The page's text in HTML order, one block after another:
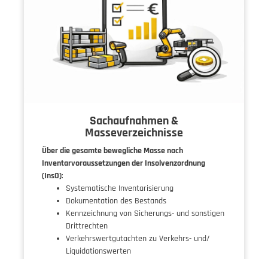
Sachaufnahmen &
Masseverzeichnisse
Über die gesamte bewegliche Masse nach
Inventarvoraussetzungen der Insolvenzordnung
(InsO):
Systematische Inventarisierung
Dokumentation des Bestands
Kennzeichnung von Sicherungs- und sonstigen
Drittrechten
Verkehrswertgutachten zu Verkehrs- und/
Liquidationswerten